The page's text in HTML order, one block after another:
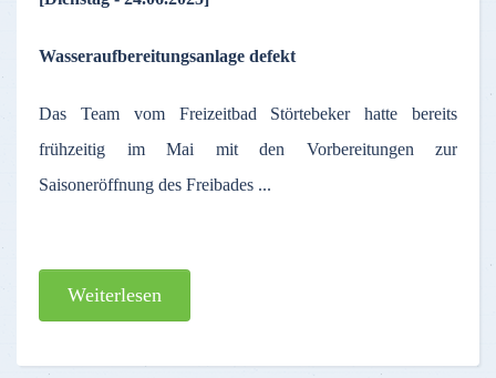
Wasseraufbereitungsanlage defekt
Das Team vom Freizeitbad Störtebeker hatte bereits
frühzeitig im Mai mit den Vorbereitungen zur
Saisoneröffnung des Freibades ...
Weiterlesen